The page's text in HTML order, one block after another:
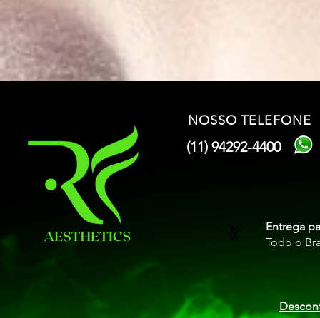
NOSSO TELEFONE
(11) 94292-4400
Entrega
Todo o